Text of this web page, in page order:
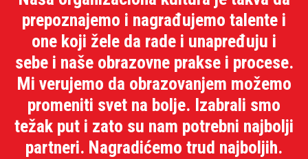
prepoznajemo i nagrađujemo talente i
one koji žele da rade i unapređuju i
sebe i naše obrazovne prakse i procese.
Mi verujemo da obrazovanjem možemo
promeniti svet na bolje. Izabrali smo
težak put i zato su nam potrebni najbolji
partneri. Nagradićemo trud najboljih.